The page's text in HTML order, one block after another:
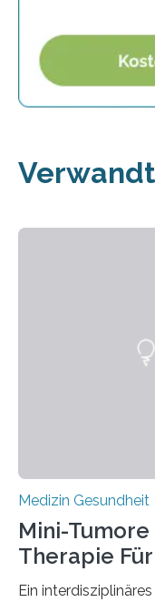
Medizin Gesundheit
Mini-
Therapie
Ein